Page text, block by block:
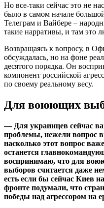
Но все-таки сейчас это не
было в самом начале
Телеграм и Вайбере –
такие нарративы, и там это
Возвращаясь к вопросу, в
обсуждалась, но на фоне
десятого порядка. Он
компонент российской
по своему реальному весу.
Для воюющих
— Для украинцев сейчас
проблемы, нежели вопрос
насколько этот вопрос
останется
воспринимаю, что для
выборов считается даже
есть если бы сейчас Киев
фронте подумали, что
победы над агрессором на